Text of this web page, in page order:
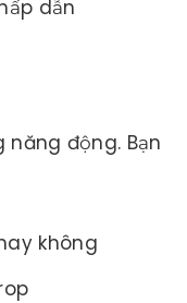
dẫn
động. Bạn
không